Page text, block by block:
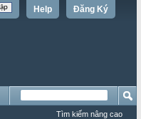
Đăng Ký
Help
Tìm kiếm nâng cao